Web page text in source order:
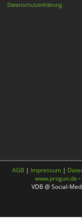
Datenschutzerklärung
AGB | Impressum |
www.progun.de -
VDB @ Social-